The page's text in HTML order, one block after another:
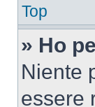
Top
» Ho
Niente
essere